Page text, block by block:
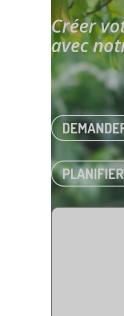
Créer
avec